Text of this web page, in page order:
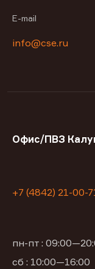
E-mail
info@cse.ru
Офис/ПВЗ
+7 (4842) 21-00-
пн-пт :
сб : 10:00—16:00